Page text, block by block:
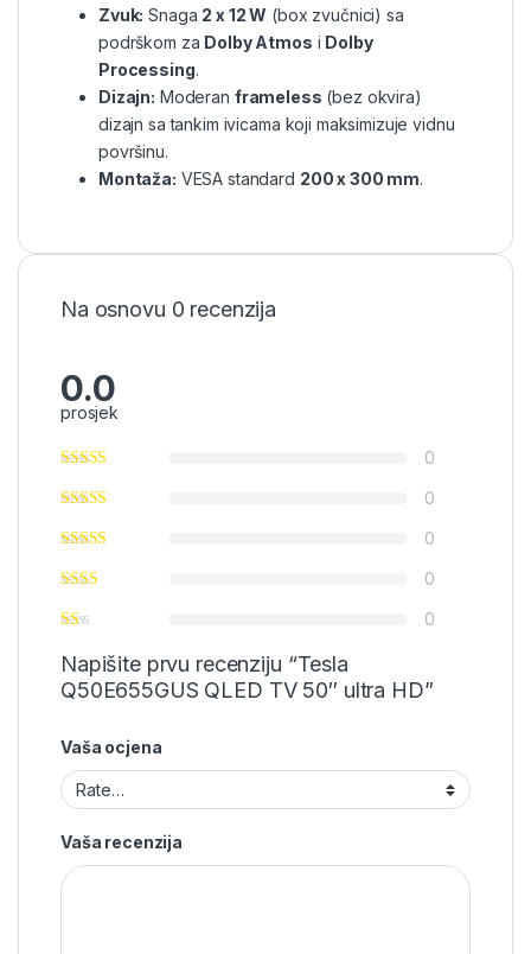
Zvuk: Snaga 2 x 12 W (box zvučnici) sa
podrškom za Dolby Atmos i Dolby
Processing.
Dizajn: Moderan frameless (bez okvira)
dizajn sa tankim ivicama koji maksimizuje vidnu
površinu.
Montaža: VESA standard 200 x 300 mm.
Na osnovu 0 recenzija
0.0
prosjek
0
0
0
0
0
Napišite prvu recenziju “Tesla
Q50E655GUS QLED TV 50″ ultra HD”
Vaša ocjena
Vaša recenzija